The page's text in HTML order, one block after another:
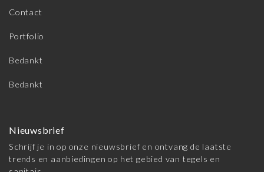
Contact
Portfolio
Bedankt
Bedankt
Nieuwsbrief
Schrijf je in op onze nieuwsbrief en ontvang de laatste
trends en aanbiedingen op het gebied van tegels en